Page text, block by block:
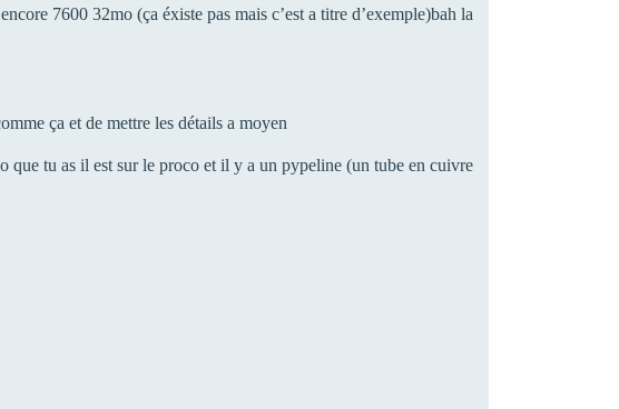
7600 32mo (ça éxiste pas mais c’est a titre d’exemple)bah la
ça et de mettre les détails a moyen
que tu as il est sur le proco et il y a un pypeline (un tube en cuivre